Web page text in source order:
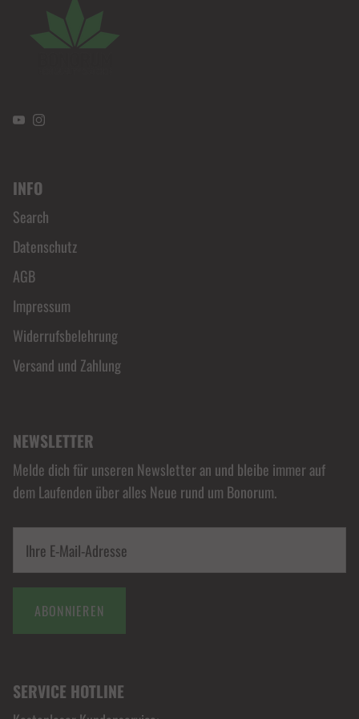
YouTubeInstagram
INFO
Search
Datenschutz
AGB
Impressum
Widerrufsbelehrung
Versand und Zahlung
NEWSLETTER
Melde dich für unseren Newsletter an und bleibe immer auf
dem Laufenden über alles Neue rund um Bonorum.
ABONNIEREN
SERVICE HOTLINE